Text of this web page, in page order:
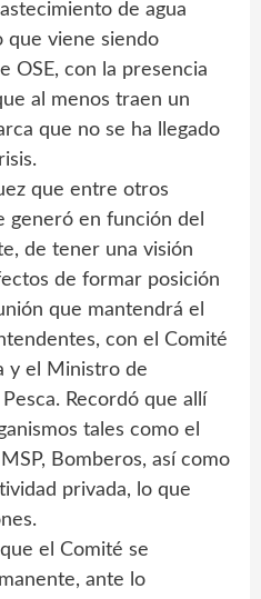
de agua
que viene siendo
OSE, con la presencia
al menos traen un
que no se ha llegado
que entre otros
generó en función del
de tener una visión
de formar posición
que mantendrá el
con el Comité
y el Ministro de
Recordó que allí
tales como el
Bomberos, así como
privada, lo que
el Comité se
ante lo